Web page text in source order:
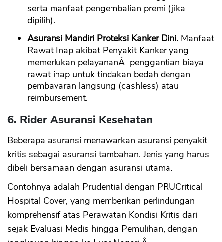
serta manfaat pengembalian premi (jika
dipilih).
Asuransi Mandiri Proteksi Kanker Dini. Manfaat
Rawat Inap akibat Penyakit Kanker yang
memerlukan pelayananÂ penggantian biaya
rawat inap untuk tindakan bedah dengan
pembayaran langsung (cashless) atau
reimbursement.
6. Rider Asuransi Kesehatan
Beberapa asuransi menawarkan asuransi penyakit
kritis sebagai asuransi tambahan. Jenis yang harus
dibeli bersamaan dengan asuransi utama.
Contohnya adalah Prudential dengan PRUCritical
Hospital Cover, yang memberikan perlindungan
komprehensif atas Perawatan Kondisi Kritis dari
sejak Evaluasi Medis hingga Pemulihan, dengan